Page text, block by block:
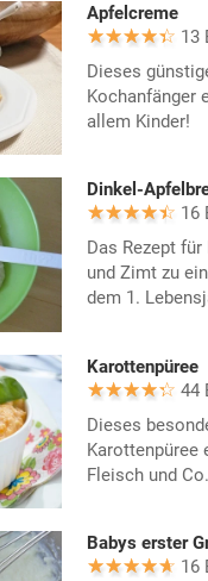
Apfelcreme
13
Dieses
Kochanfänger
allem Kinder!
Dinkel-
16
Das Rezept
und Zimt zu
dem 1.
Karottenpüree
44
Dieses
Karottenpüree
Fleisch und Co.
Babys erster
16